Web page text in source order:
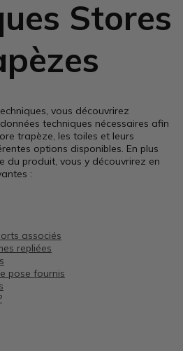
Stores
vous découvrirez
techniques nécessaires afin
trapèze, les toiles et leurs
options disponibles. En plus
du produit, vous y découvrirez en
:
associés
repliées
pose fournis